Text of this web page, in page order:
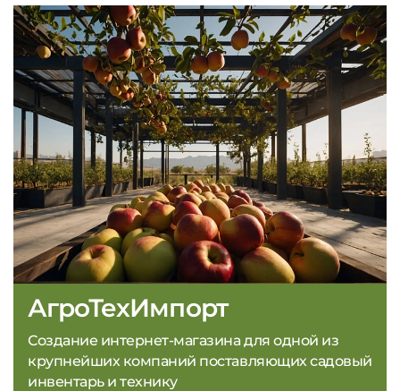
АгроТехИмпорт
Создание интернет-магазина для одной из
крупнейших компаний поставляющих садовый
инвентарь и технику